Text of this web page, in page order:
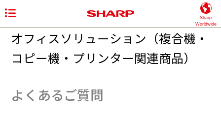
Sharp
Worldwide
オフィスソリューション（複合機・
コピー機・プリンター関連商品）
よくあるご質問